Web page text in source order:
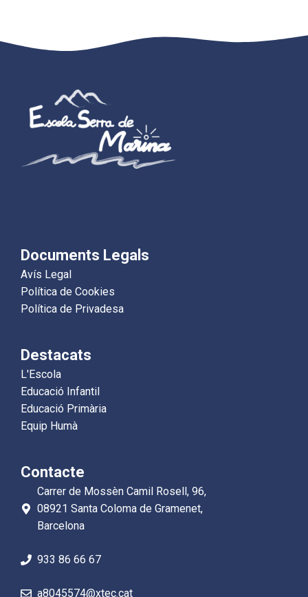
Documents Legals
Avís Legal
Política de Cookies
Política de Privadesa
Destacats
L'Escola
Educació Infantil
Educació Primària
Equip Humà
Contacte
Carrer de Mossèn Camil Rosell, 96,
08921 Santa Coloma de Gramenet,
Barcelona
933 86 66 67
a8045574@xtec.cat